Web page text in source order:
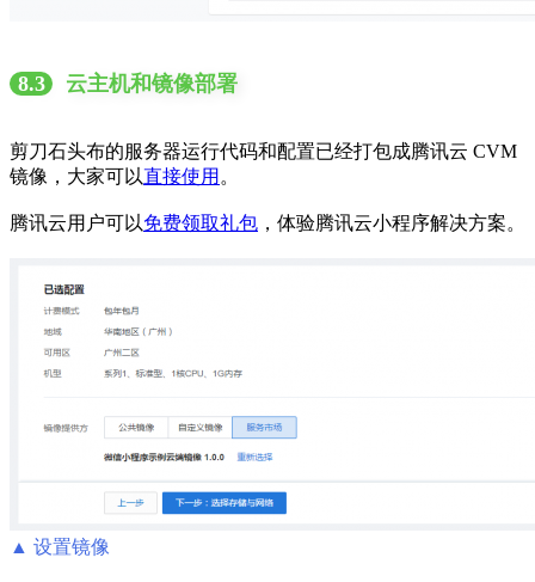
8.3 云主机和镜像部署
剪刀石头布的服务器运行代码和配置已经打包成腾讯云 CVM
镜像，大家可以直接使用 。
腾讯云用户可以免费领取礼包 ，体验腾讯云小程序解决方案。
▲ 设置镜像